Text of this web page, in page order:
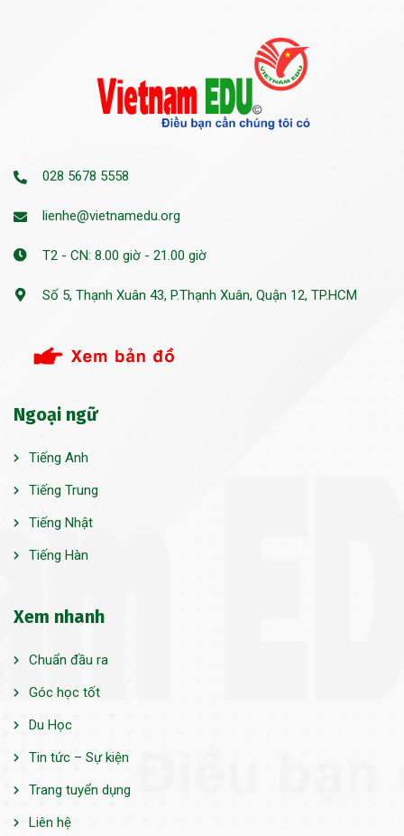
028 5678 5558
lienhe@vietnamedu.org
T2 - CN: 8.00 giờ - 21.00 giờ
Số 5, Thạnh Xuân 43, P.Thạnh Xuân, Quận 12, TP.HCM
Ngoại ngữ
Tiếng Anh
Tiếng Trung
Tiếng Nhật
Tiếng Hàn
Xem nhanh
Chuẩn đầu ra
Góc học tốt
Du Học
Tin tức – Sự kiện
Trang tuyển dụng
Liên hệ